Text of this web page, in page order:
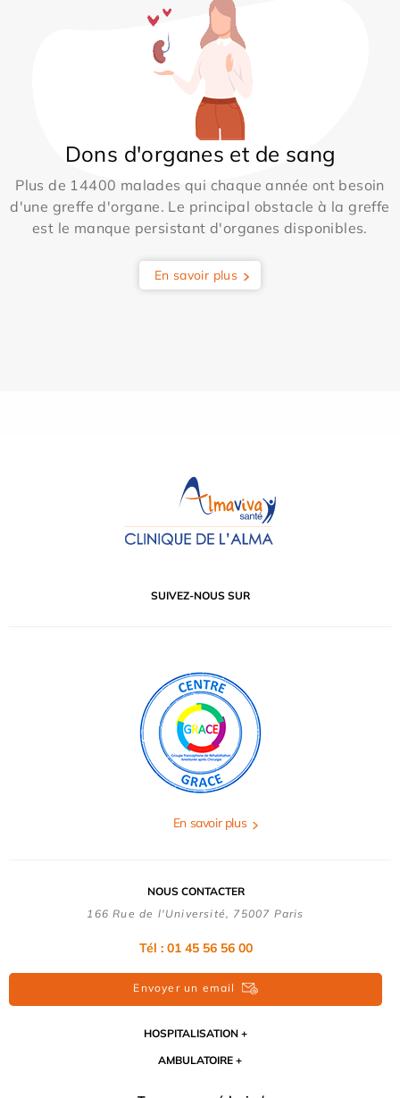
Dons d'organes et de sang
Plus de 14400 malades qui chaque année ont besoin
d'une greffe d'organe. Le principal obstacle à la greffe
est le manque persistant d'organes disponibles.
En savoir plus
SUIVEZ-NOUS SUR
En savoir plus
NOUS CONTACTER
166 Rue de l'Université, 75007 Paris
Tél : 01 45 56 56 00
Envoyer un email
HOSPITALISATION
AMBULATOIRE